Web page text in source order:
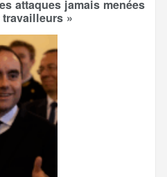
attaques jamais menées
»